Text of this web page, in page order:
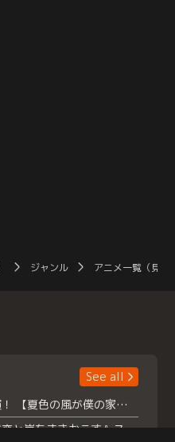
ジャンル アニメ一覧（見放
See all
浮所飛貴主演！ 【夏色の風が僕の家にやってきた】 本日よりテラサで独占配信スタート！
『夏色の雲が恋と嵐をまきおこす』スペシャルメイキング 【Part1】2026年７月18日（土）23時30分～配信スタート！話題のシーンの裏側を大公開！豪華キャスト大集合！ 『武宮家 真夏の家族会議』開催！